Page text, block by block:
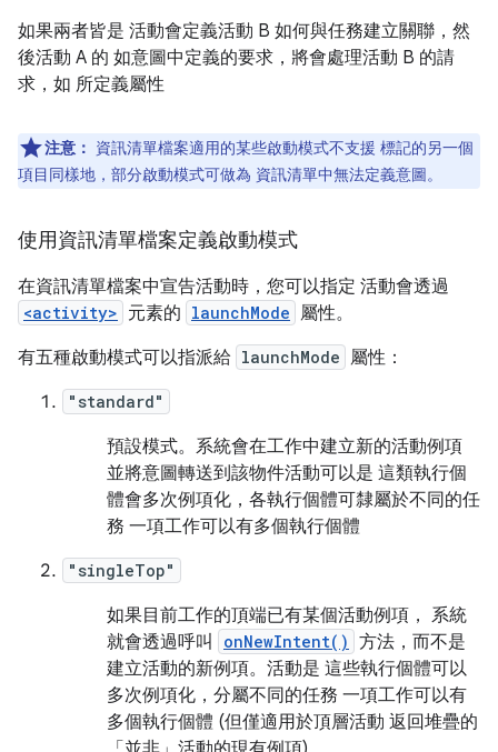
如果兩者皆是 活動會定義活動 B 如何與任務建立關聯，然
後活動 A 的 如意圖中定義的要求，將會處理活動 B 的請
求，如 所定義屬性
注意： 資訊清單檔案適用的某些啟動模式不支援 標記的另一個
項目同樣地，部分啟動模式可做為 資訊清單中無法定義意圖。
使用資訊清單檔案定義啟動模式
在資訊清單檔案中宣告活動時，您可以指定 活動會透過
<activity> 元素的 launchMode 屬性。
有五種啟動模式可以指派給 launchMode 屬性：
"standard"
預設模式。系統會在工作中建立新的活動例項
並將意圖轉送到該物件活動可以是 這類執行個
體會多次例項化，各執行個體可隸屬於不同的任
務 一項工作可以有多個執行個體
"singleTop"
如果目前工作的頂端已有某個活動例項， 系統
就會透過呼叫
onNewIntent() 方法，而不是
建立活動的新例項。活動是 這些執行個體可以
多次例項化，分屬不同的任務 一項工作可以有
多個執行個體 (但僅適用於頂層活動 返回堆疊的